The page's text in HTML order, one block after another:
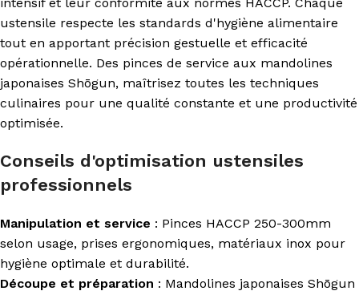
ustensile respecte les standards d'hygiène alimentaire
tout en apportant précision gestuelle et efficacité
opérationnelle. Des pinces de service aux mandolines
japonaises Shōgun, maîtrisez toutes les techniques
culinaires pour une qualité constante et une productivité
optimisée.
Conseils d'optimisation ustensiles
professionnels
Manipulation et service : Pinces HACCP 250-300mm
selon usage, prises ergonomiques, matériaux inox pour
hygiène optimale et durabilité.
Découpe et préparation : Mandolines japonaises Shōgun